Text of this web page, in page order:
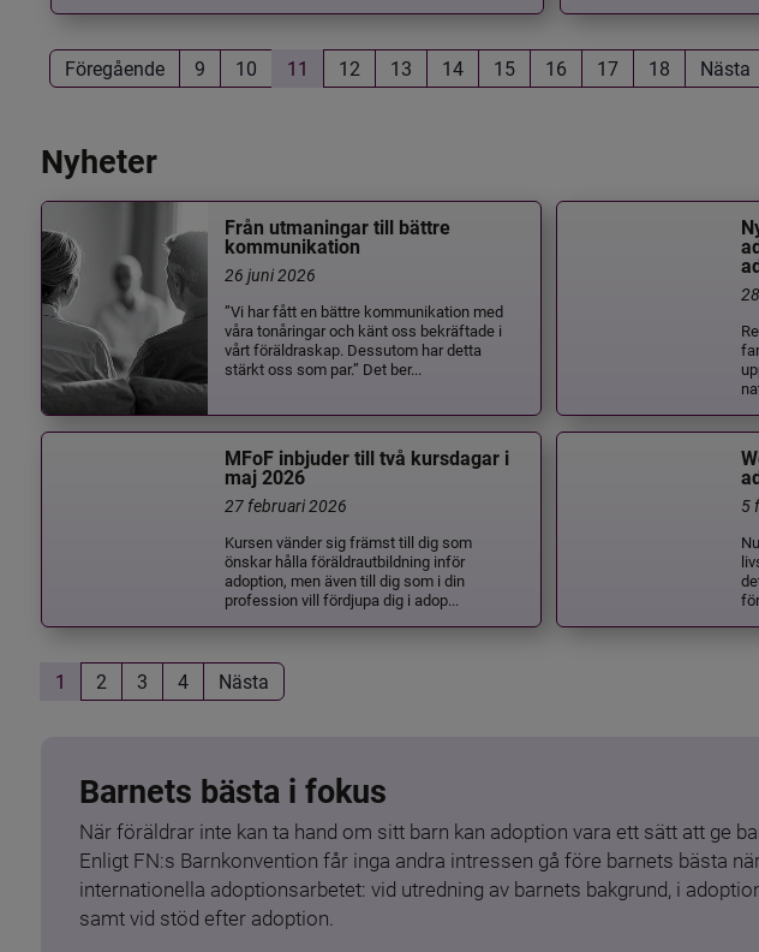
Föregående 9 10 11 12 13 14 15 16 17 18 Nästa
Nyheter
Från utmaningar till bättre
kommunikation
26 juni 2026
”Vi har fått en bättre kommunikation med
våra tonåringar och känt oss bekräftade i
vårt föräldraskap. Dessutom har detta
stärkt oss som par.” Det ber...
MFoF inbjuder till två kursdagar i
maj 2026
27 februari 2026
Kursen vänder sig främst till dig som
önskar hålla föräldrautbildning inför
adoption, men även till dig som i din
profession vill fördjupa dig i adop...
5
1 2 3 4 Nästa
Barnets bästa i fokus
När föräldrar inte kan ta hand om sitt barn kan adoption vara ett sätt att ge
Enligt FN:s Barnkonvention får inga andra intressen gå före barnets bästa
internationella adoptionsarbetet: vid utredning av barnets bakgrund, i
samt vid stöd efter adoption.